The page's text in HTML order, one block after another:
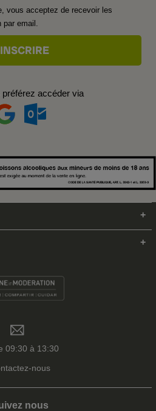
vous acceptez de recevoir les
email.
accéder via
09:30 à 13:30
nous
nous